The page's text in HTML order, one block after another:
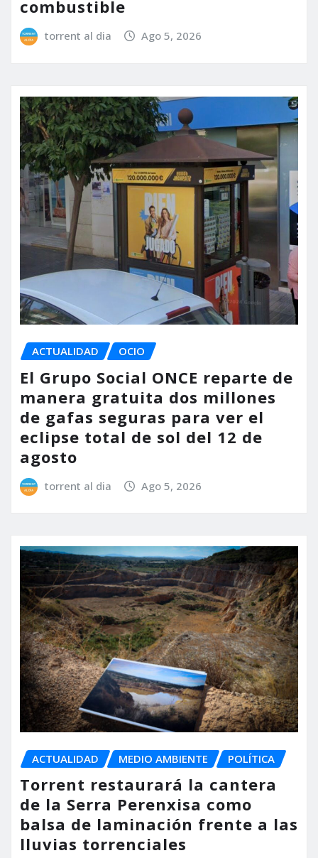
combustible
torrent al dia Ago 5, 2026
ACTUALIDAD OCIO
El Grupo Social ONCE reparte de
manera gratuita dos millones
de gafas seguras para ver el
eclipse total de sol del 12 de
agosto
torrent al dia Ago 5, 2026
ACTUALIDAD MEDIO AMBIENTE POLÍTICA
Torrent restaurará la cantera
de la Serra Perenxisa como
balsa de laminación frente a las
lluvias torrenciales